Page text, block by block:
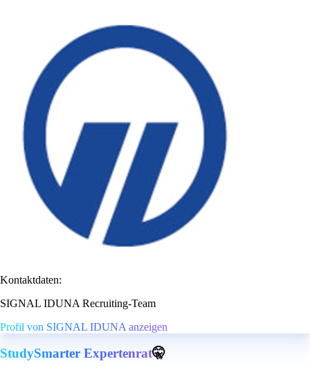
Kontaktdaten:
SIGNAL IDUNA Recruiting-Team
Profil von SIGNAL IDUNA anzeigen
StudySmarter Expertenrat🤫